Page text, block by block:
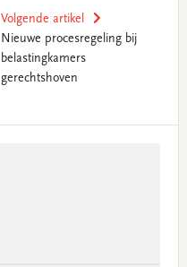
Volgende artikel
Nieuwe procesregeling bij
belastingkamers
gerechtshoven